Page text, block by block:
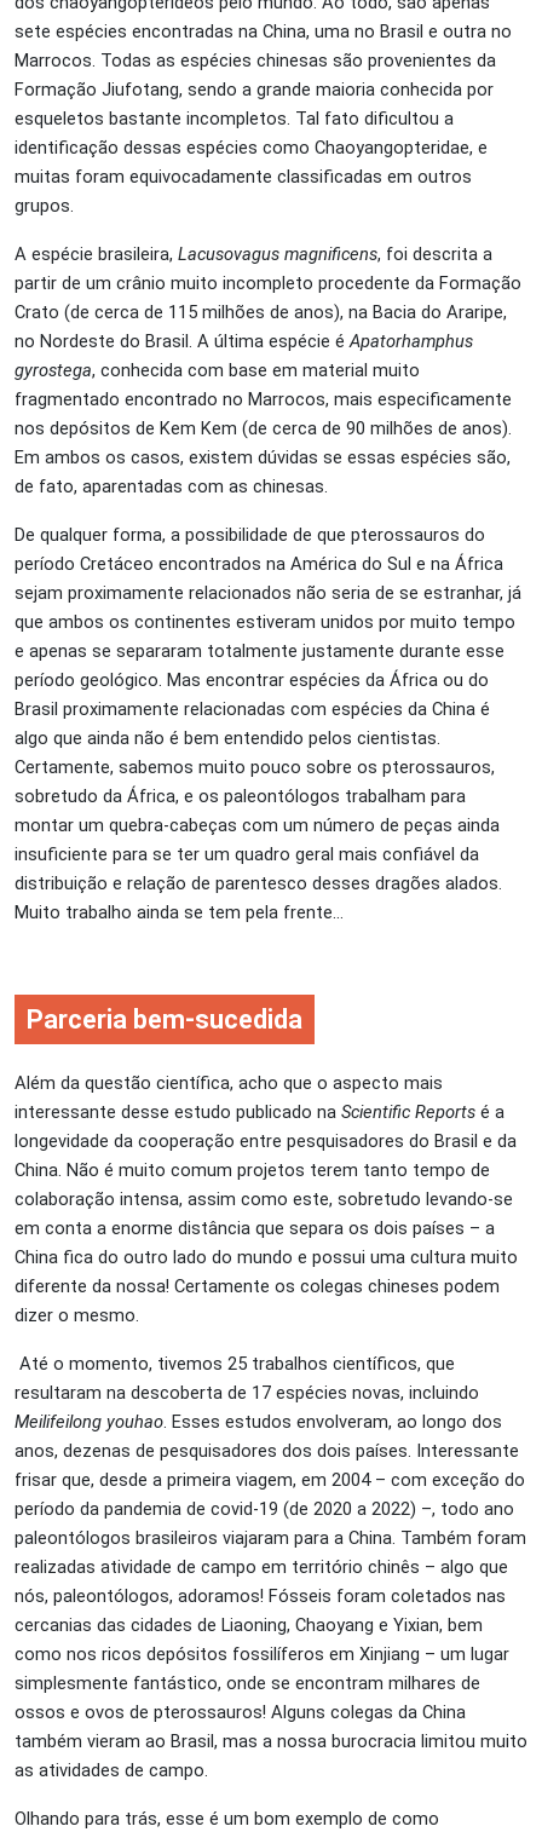
sete espécies encontradas na China, uma no Brasil e outra no
Marrocos. Todas as espécies chinesas são provenientes da
Formação Jiufotang, sendo a grande maioria conhecida por
esqueletos bastante incompletos. Tal fato dificultou a
identificação dessas espécies como Chaoyangopteridae, e
muitas foram equivocadamente classificadas em outros
grupos.
A espécie brasileira, Lacusovagus magnificens, foi descrita a
partir de um crânio muito incompleto procedente da Formação
Crato (de cerca de 115 milhões de anos), na Bacia do Araripe,
no Nordeste do Brasil. A última espécie éApatorhamphus
gyrostega, conhecida com base em material muito
fragmentado encontrado no Marrocos, mais especificamente
nos depósitos de Kem Kem (de cerca de 90 milhões de anos).
Em ambos os casos, existem dúvidas se essas espécies são,
de fato, aparentadas com as chinesas.
De qualquer forma, a possibilidade de que pterossauros do
período Cretáceo encontrados na América do Sul e na África
sejam proximamente relacionados não seria de se estranhar, já
que ambos os continentes estiveram unidos por muito tempo
e apenas se separaram totalmente justamente durante esse
período geológico. Mas encontrar espécies da África ou do
Brasil proximamente relacionadas com espécies da China é
algo que ainda não é bem entendido pelos cientistas.
Certamente, sabemos muito pouco sobre os pterossauros,
sobretudo da África, e os paleontólogos trabalham para
montar um quebra-cabeças com um número de peças ainda
insuficiente para se ter um quadro geral mais confiável da
distribuição e relação de parentesco desses dragões alados.
Muito trabalho ainda se tem pela frente…
Parceria bem-sucedida
Além da questão científica, acho que o aspecto mais
interessante desse estudo publicado na Scientific Reports é a
longevidade da cooperação entre pesquisadores do Brasil e da
China. Não é muito comum projetos terem tanto tempo de
colaboração intensa, assim como este, sobretudo levando-se
em conta a enorme distância que separa os dois países – a
China fica do outro lado do mundo e possui uma cultura muito
diferente da nossa! Certamente os colegas chineses podem
dizer o mesmo.
Até o momento, tivemos 25 trabalhos científicos, que
resultaram na descoberta de 17 espécies novas, incluindo
Meilifeilong youhao. Esses estudos envolveram, ao longo dos
anos, dezenas de pesquisadores dos dois países. Interessante
frisar que, desde a primeira viagem, em 2004 – com exceção do
período da pandemia de covid-19 (de 2020 a 2022) –, todo ano
paleontólogos brasileiros viajaram para a China. Também foram
realizadas atividade de campo em território chinês – algo que
nós, paleontólogos, adoramos! Fósseis foram coletados nas
cercanias das cidades de Liaoning, Chaoyang e Yixian, bem
como nos ricos depósitos fossilíferos em Xinjiang – um lugar
simplesmente fantástico, onde se encontram milhares de
ossos e ovos de pterossauros! Alguns colegas da China
também vieram ao Brasil, mas a nossa burocracia limitou muito
as atividades de campo.
Olhando para trás, esse é um bom exemplo de como